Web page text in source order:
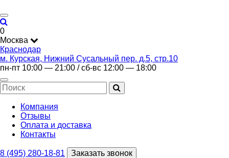
0
Москва
Краснодар
м. Курская, Нижний Сусальный пер. д.5, стр.10
пн-пт 10:00 — 21:00 / сб-вс 12:00 — 18:00
Компания
Отзывы
Оплата и доставка
Контакты
8 (495) 280-18-81 Заказать звонок